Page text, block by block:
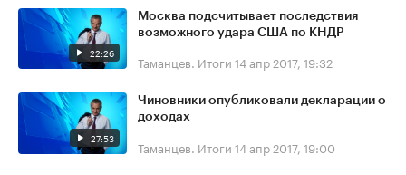
22:26
Москва подсчитывает последствия
возможного удара США по КНДР
Таманцев. Итоги 14 апр 2017, 19:32
27:53
Чиновники опубликовали декларации о
доходах
Таманцев. Итоги 14 апр 2017, 19:00